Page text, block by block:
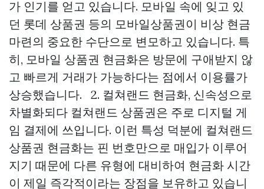
가 인기를 얻고 있습니다. 모바일 속에 잊고 있
던 롯데 상품권 등의 모바일상품권이 비상 현금
마련의 중요한 수단으로 변모하고 있습니다. 특
히, 모바일 상품권 현금화은 방문에 구애받지 않
고 빠르게 거래가 가능하다는 점에서 이용률가
상승했습니다. 2. 컬쳐랜드 현금화, 신속성으로
차별화되다 컬쳐랜드 상품권은 주로 디지털 게
임 결제에 쓰입니다. 이런 특성 덕분에 컬쳐랜드
상품권 현금화는 핀 번호만으로 매입가 이루어
지기 때문에 다른 유형에 대비하여 현금화 시간
이 제일 즉각적이라는 장점을 보유하고 있습니